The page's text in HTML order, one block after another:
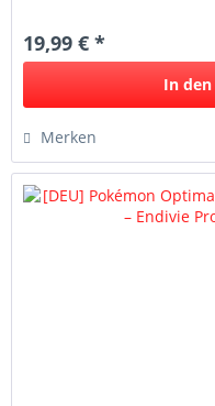
19,99 € *
In den
Merken